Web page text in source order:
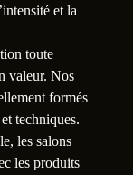
et la
toute
valeur. Nos
formés
techniques.
les salons
les produits